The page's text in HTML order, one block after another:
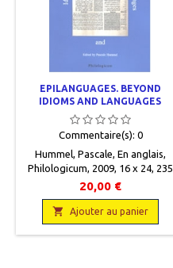
EPILANGUAGES. BEYOND
IDIOMS AND LANGUAGES
Commentaire(s): 0
Hummel, Pascale, En anglais,
Philologicum, 2009, 16 x 24, 235
pages, broché. Neuf,
9782917741153
20,00 €
 Ajouter au panier